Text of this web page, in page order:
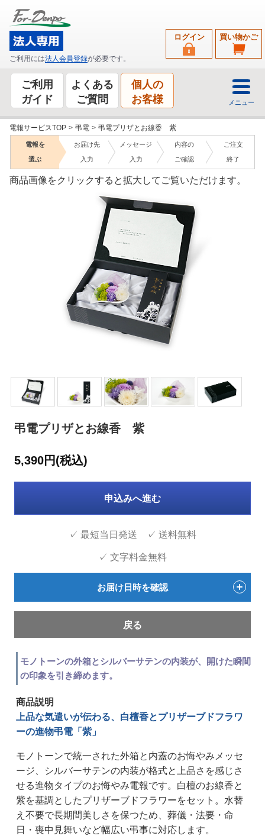
ご利用には法人会員登録が必要です。
買い物かご
ログイン
ご利用
ガイド
よくある
ご質問
個人の
お客様
メニュー
電報サービスTOP > 弔電 > 弔電プリザとお線香 紫
電報を
選ぶ
お届け先
入力
メッセージ
入力
内容の
ご確認
ご注文
終了
商品画像をクリックすると拡大してご覧いただけます。
弔電プリザとお線香 紫
モノトーンの外箱とシルバーサテンの内装が、開けた瞬間
の印象を引き締めます。
商品説明
上品な気遣いが伝わる、白檀香とプリザーブドフラワ
ーの進物弔電「紫」
モノトーンで統一された外箱と内蓋のお悔やみメッセ
ージ、シルバーサテンの内装が格式と上品さを感じさ
せる進物タイプのお悔やみ電報です。白檀のお線香と
紫を基調としたプリザーブドフラワーをセット。水替
え不要で長期間美しさを保つため、葬儀・法要・命
日・喪中見舞いなど幅広い弔事に対応します。
5,390円(税込)
申込みへ進む
✓ 最短当日発送 ✓ 送料無料
✓ 文字料金無料
お届け日時を確認
戻る